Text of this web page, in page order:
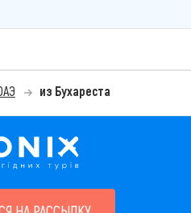
из Бухареста